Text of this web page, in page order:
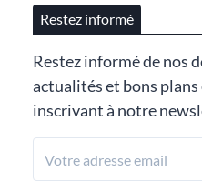
Restez informé
Restez informé de nos
actualités et bons plans
inscrivant à notre